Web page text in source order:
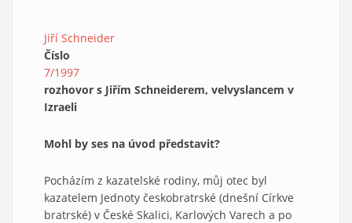
Jiří Schneider
Číslo
7/1997
rozhovor s Jiřím Schneiderem, velvyslancem v
Izraeli
Mohl by ses na úvod představit?
Pocházím z kazatelské rodiny, můj otec byl
kazatelem Jednoty českobratrské (dnešní Církve
bratrské) v České Skalici, Karlových Varech a po